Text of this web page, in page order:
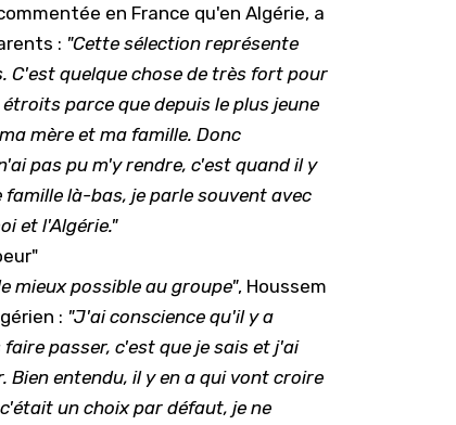
en France qu'en Algérie, a
: "Cette sélection représente
C'est quelque chose de très fort pour
parce que depuis le plus jeune
mère et ma famille. Donc
pas pu m'y rendre, c'est quand il y
famille là-bas, je parle souvent avec
et l'Algérie."
mieux possible au groupe", Houssem
: "J'ai conscience qu'il y a
passer, c'est que je sais et j'ai
Bien entendu, il y en a qui vont croire
un choix par défaut, je ne